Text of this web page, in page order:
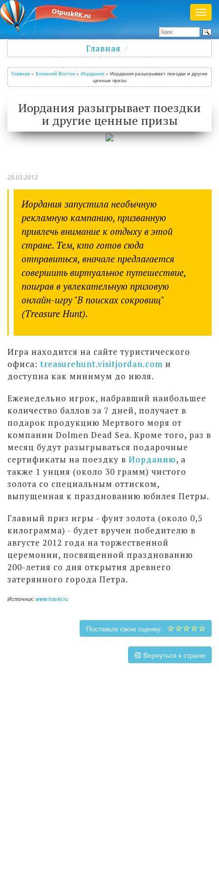
Полезный журнал о путешествиях
меню
Главная
Главная » Ближний Восток» Иордания » Иордания разыгрывает поездки и другие
ценные призы
Иордания разыгрывает поездки
и другие ценные призы
29.03.2012
Иордания запустила необычную
рекламную кампанию, призванную
привлечь внимание к отдыху в этой
стране. Тем, кто готов сюда
отправиться, вначале предлагается
совершить виртуальное путешествие,
поиграв в увлекательную призовую
онлайн-игру "В поисках сокровищ"
(Treasure Hunt).
Игра находится на сайте туристического
офиса: treasurehunt.visitjordan.com и
доступна как минимум до июля.
Еженедельно игрок, набравший наибольшее
количество баллов за 7 дней, получает в
подарок продукцию Мертвого моря от
компании Dolmen Dead Sea. Кроме того, раз в
месяц будут разыгрываться подарочные
сертификаты на поездку в Иорданию, а
также 1 унция (около 30 грамм) чистого
золота со специальным оттиском,
выпущенная к празднованию юбилея Петры.
Главный приз игры - фунт золота (около 0,5
килограмма) - будет вручен победителю в
августе 2012 года на торжественной
церемонии, посвященной празднованию
200-летия со дня открытия древнего
затерянного города Петра.
Источник: www.travel.ru
Поставьте свою оценку:
Вернуться к стране